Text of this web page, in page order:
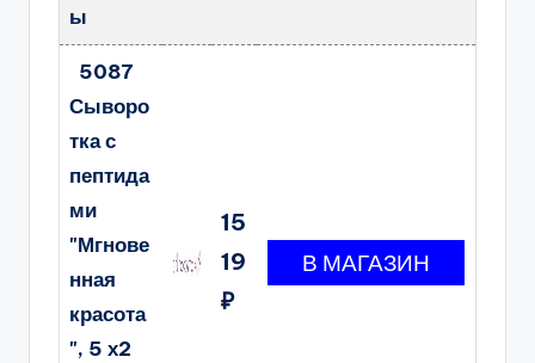
ы
5087
Сыворо
тка с
пептида
ми
"Мгнове
нная
красота
", 5 х2
15
19
₽